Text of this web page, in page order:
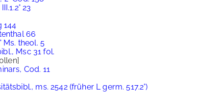
23
144
66
Ms. theol. 5
Msc 31 fol.
Cod. 11
ms. 2542 (früher L germ. 517.2°)